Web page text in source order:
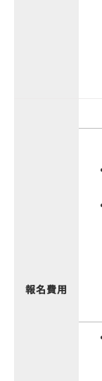
報名費用